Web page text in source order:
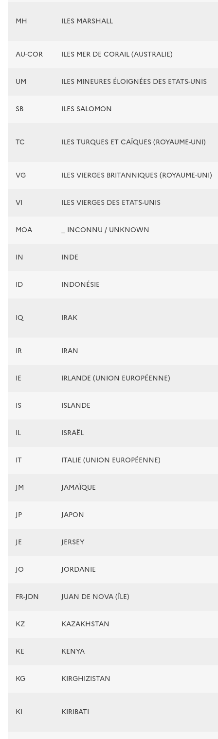
MH ILES MARSHALL
AU-COR ILES MER DE CORAIL (AUSTRALIE)
UM ILES MINEURES ÉLOIGNÉES DES ETATS-UNIS
SB ILES SALOMON
TC ILES TURQUES ET CAÏQUES (ROYAUME-UNI)
VG ILES VIERGES BRITANNIQUES (ROYAUME-UNI)
VI ILES VIERGES DES ETATS-UNIS
MOA _ INCONNU / UNKNOWN
IN INDE
ID INDONÉSIE
IQ IRAK
IR IRAN
IE IRLANDE (UNION EUROPÉENNE)
IS ISLANDE
IL ISRAËL
IT ITALIE (UNION EUROPÉENNE)
JM JAMAÏQUE
JP JAPON
JE JERSEY
JO JORDANIE
FR-JDN JUAN DE NOVA (ÎLE)
KZ KAZAKHSTAN
KE KENYA
KG KIRGHIZISTAN
KI KIRIBATI